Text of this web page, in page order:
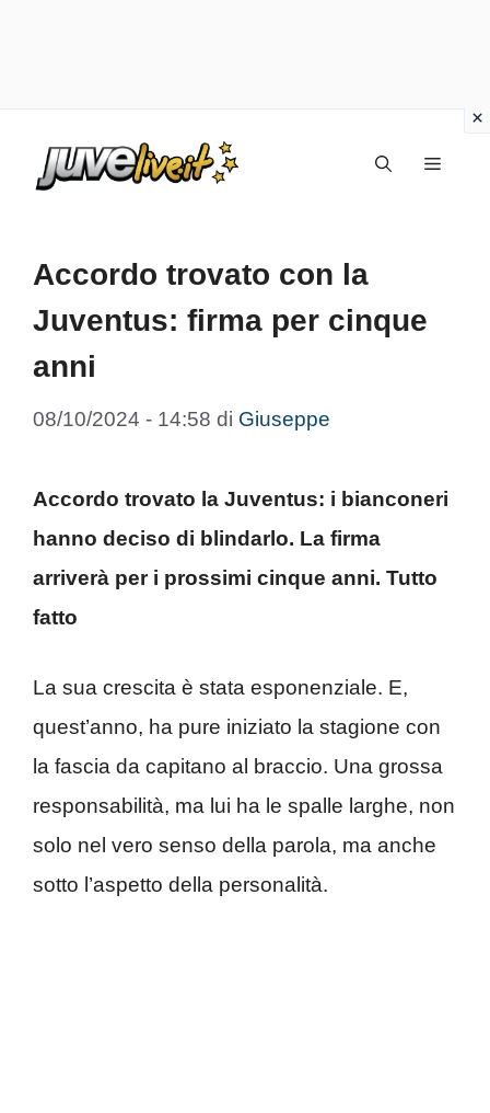
Menu
Accordo trovato con la
Juventus: firma per cinque
anni
08/10/2024 - 14:58 di Giuseppe
Accordo trovato la Juventus: i bianconeri
hanno deciso di blindarlo. La firma
arriverà per i prossimi cinque anni. Tutto
fatto
La sua crescita è stata esponenziale. E,
quest’anno, ha pure iniziato la stagione con
la fascia da capitano al braccio. Una grossa
responsabilità, ma lui ha le spalle larghe, non
solo nel vero senso della parola, ma anche
sotto l’aspetto della personalità.